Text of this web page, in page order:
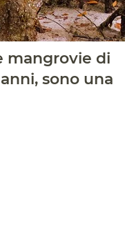
mangrovie di
sono una